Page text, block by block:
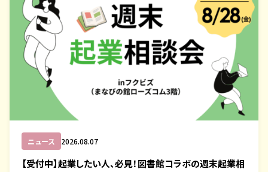
ニュース 2026.08.07
【受付中】起業したい人、必見！図書館コラボの週末起業相